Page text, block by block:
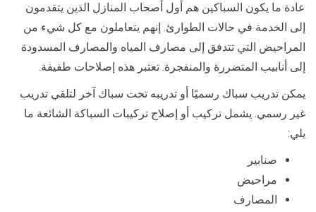
عادة ما يكون السباكين هم أول أصحاب المنازل الذين يتقدمون
إلى الخدمة في حالات الطوارئ. إنهم يتعاملون مع كل شيء من
المراحيض التي تتدفق إلى مصارف المياه والمصارف المسدودة
إلى أنابيب المتضررة والمنفجرة. تعتبر هذه إصلاحات طفيفة.
يمكن تدريب سباك رسميًا أو تدريبه تحت سباك آخر لتلقي تدريب
غير رسمي. يشمل تركيب أو إصلاح تركيبات السباكة الشائعة ما
يلي:
صنابير
مراحيض
المصارف